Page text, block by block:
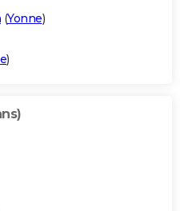
(Yonne)
)